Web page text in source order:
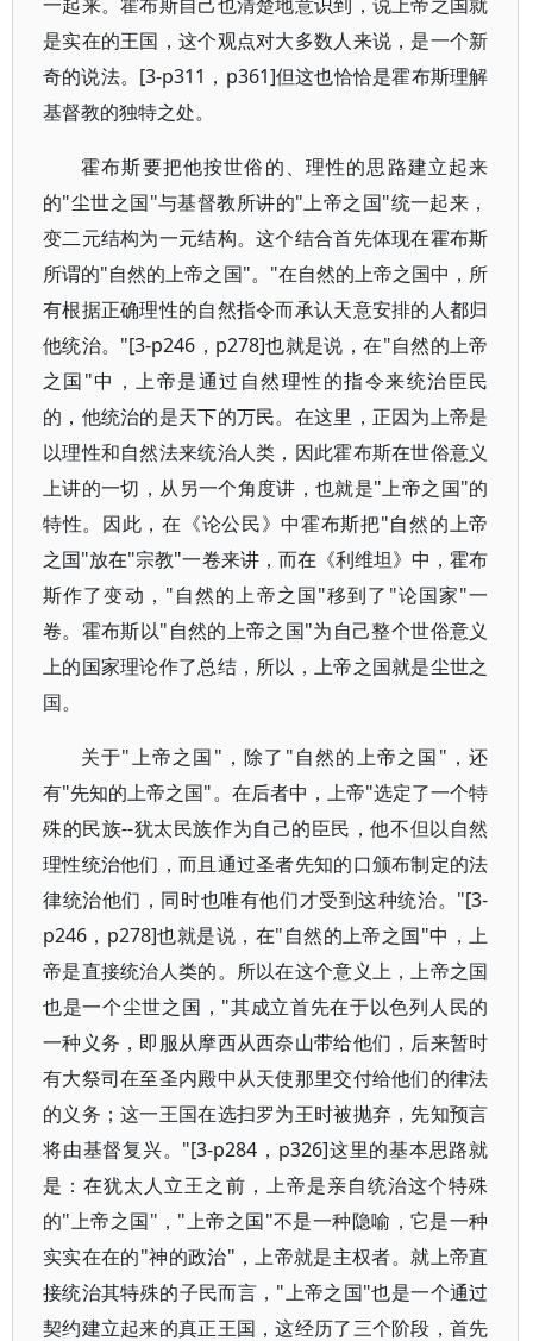
是实在的王国，这个观点对大多数人来说，是一个新
奇的说法。[3-p311，p361]但这也恰恰是霍布斯理解
基督教的独特之处。
霍布斯要把他按世俗的、理性的思路建立起来
的"尘世之国"与基督教所讲的"上帝之国"统一起来，
变二元结构为一元结构。这个结合首先体现在霍布斯
所谓的"自然的上帝之国"。"在自然的上帝之国中，所
有根据正确理性的自然指令而承认天意安排的人都归
他统治。"[3-p246，p278]也就是说，在"自然的上帝
之国"中，上帝是通过自然理性的指令来统治臣民
的，他统治的是天下的万民。在这里，正因为上帝是
以理性和自然法来统治人类，因此霍布斯在世俗意义
上讲的一切，从另一个角度讲，也就是"上帝之国"的
特性。因此，在《论公民》中霍布斯把"自然的上帝
之国"放在"宗教"一卷来讲，而在《利维坦》中，霍布
斯作了变动，"自然的上帝之国"移到了"论国家"一
卷。霍布斯以"自然的上帝之国"为自己整个世俗意义
上的国家理论作了总结，所以，上帝之国就是尘世之
国。
关于"上帝之国"，除了"自然的上帝之国"，还
有"先知的上帝之国"。在后者中，上帝"选定了一个特
殊的民族--犹太民族作为自己的臣民，他不但以自然
理性统治他们，而且通过圣者先知的口颁布制定的法
律统治他们，同时也唯有他们才受到这种统治。"[3-
p246，p278]也就是说，在"自然的上帝之国"中，上
帝是直接统治人类的。所以在这个意义上，上帝之国
也是一个尘世之国，"其成立首先在于以色列人民的
一种义务，即服从摩西从西奈山带给他们，后来暂时
有大祭司在至圣内殿中从天使那里交付给他们的律法
的义务；这一王国在选扫罗为王时被抛弃，先知预言
将由基督复兴。"[3-p284，p326]这里的基本思路就
是：在犹太人立王之前，上帝是亲自统治这个特殊
的"上帝之国"，"上帝之国"不是一种隐喻，它是一种
实实在在的"神的政治"，上帝就是主权者。就上帝直
接统治其特殊的子民而言，"上帝之国"也是一个通过
契约建立起来的真正王国，这经历了三个阶段，首先